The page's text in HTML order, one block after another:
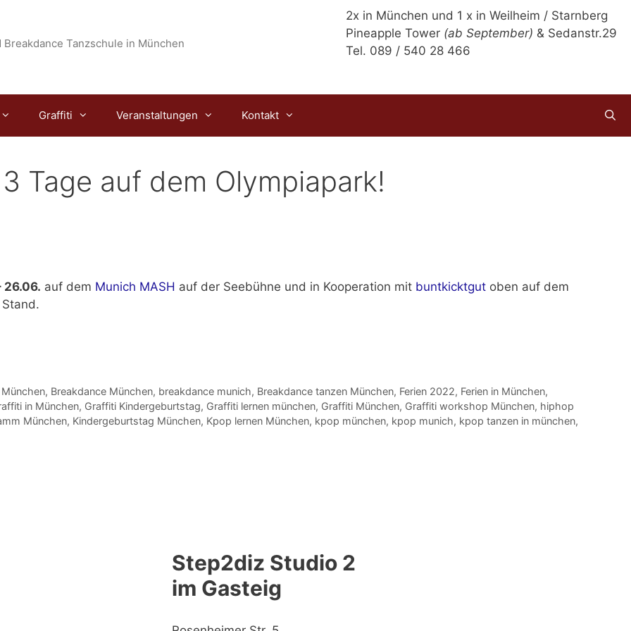
2x in München und 1 x in Weilheim / Starnberg
Pineapple Tower (ab September) & Sedanstr.29
Tel. 089 / 540 28 466
Breakdance Tanzschule in München
Graffiti Veranstaltungen Kontakt
Tage auf dem Olympiapark!
26.06. auf dem Munich MASH auf der Seebühne und in Kooperation mit buntkicktgutoben auf dem
, Breakdance München, breakdance munich, Breakdance tanzen München, Ferien 2022, Ferien in München,
in München, Graffiti Kindergeburtstag, Graffiti lernen münchen, Graffiti München, Graffiti workshop München, hiphop
München, Kindergeburtstag München, Kpop lernen München, kpop münchen, kpop munich, kpop tanzen in münchen,
Step2diz Studio 2
im Gasteig